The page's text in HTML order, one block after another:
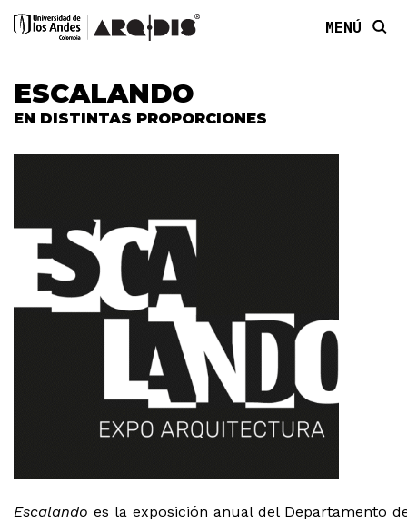
MENÚ
ESCALANDO
EN DISTINTAS PROPORCIONES
Escalando es la exposición anual del Departamento